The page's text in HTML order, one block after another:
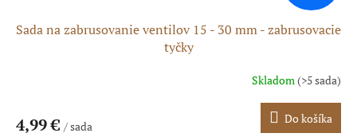
Sada na zabrusovanie ventilov 15 - 30 mm - zabrusovacie
tyčky
Skladom (>5 sada)
4,99 € / sada
Do košíka